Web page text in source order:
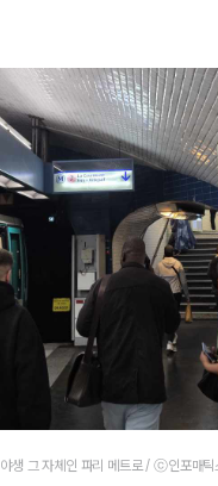
야생 그 자체인 파리 메트로 / ⓒ인포매틱